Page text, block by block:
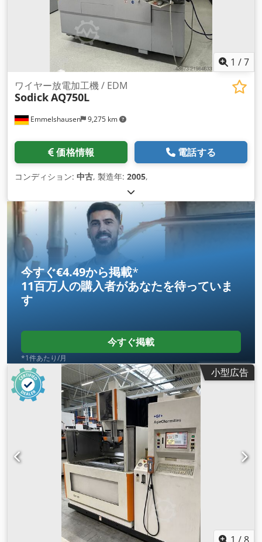
1 /7
Emmelshausen 9,275 km
ワイヤー放電加工機 / EDM
SodickAQ750L
価格情報 電話する
コンディション: 中古, 製造年: 2005,
今すぐ€4.49から掲載*
11百万人の購入者があなたを待っていま
す
今すぐ掲載
*1件あたり/月
小型広告